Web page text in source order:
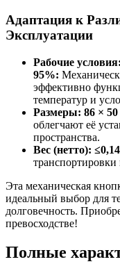
Адаптация к
Эксплуатации
Рабочие
95%:
эффективно
температур и
Размеры: 86 ×
облегчают её
пространства.
Вес (нетто):
транспортировки
Эта механическая
идеальный выбор для
долговечность.
превосходстве!
Полные